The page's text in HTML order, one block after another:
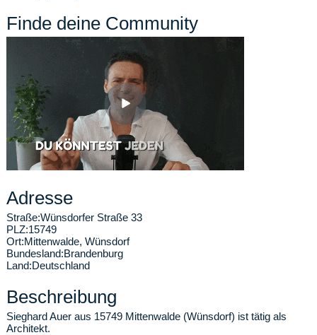
Finde deine Community
Adresse
Straße:Wünsdorfer Straße 33
PLZ:15749
Ort:Mittenwalde, Wünsdorf
Bundesland:Brandenburg
Land:Deutschland
Beschreibung
Sieghard Auer aus 15749 Mittenwalde (Wünsdorf) ist tätig als
Architekt.